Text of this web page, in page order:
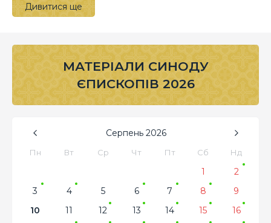
Дивитися ще
МАТЕРІАЛИ СИНОДУ
ЄПИСКОПІВ 2026
Серпень 2026
Пн Вт Ср Чт Пт Сб Нд
1
2
3
4 5 6 7 8
9
10
11 12 13 14 15
16